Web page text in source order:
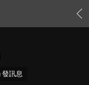
發訊息